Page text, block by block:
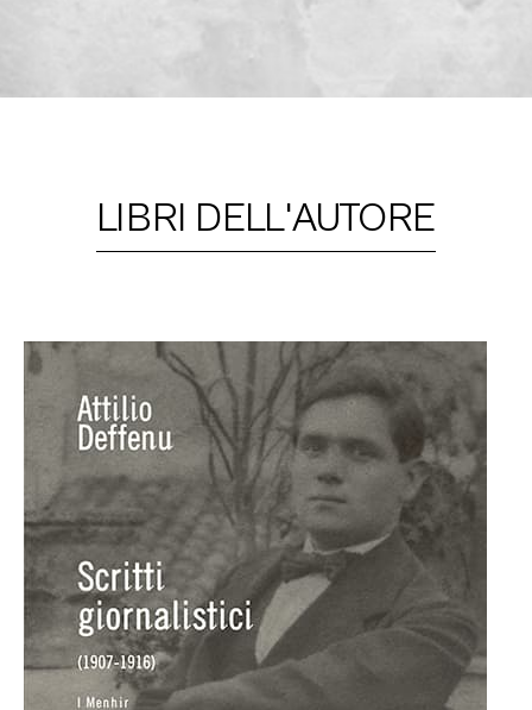
LIBRI DELL'AUTORE